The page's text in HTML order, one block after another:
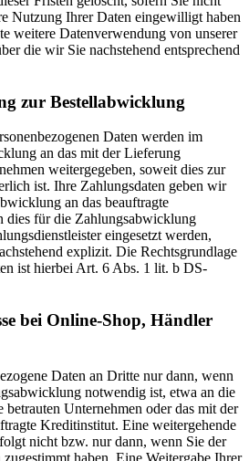
Nutzung Ihrer Daten eingewilligt haben
weitere Datenverwendung von unserer
die wir Sie nachstehend entsprechend
zur Bestellabwicklung
Daten werden im
an das mit der Lieferung
weitergegeben, soweit dies zur
ist. Ihre Zahlungsdaten geben wir
an das beauftragte
dies für die Zahlungsabwicklung
eingesetzt werden,
explizit. Die Rechtsgrundlage
ist hierbei Art. 6 Abs. 1 lit. b DS-
bei Online-Shop, Händler
Daten an Dritte nur dann, wenn
notwendig ist, etwa an die
Unternehmen oder das mit der
Kreditinstitut. Eine weitergehende
nicht bzw. nur dann, wenn Sie der
haben. Eine Weitergabe Ihrer